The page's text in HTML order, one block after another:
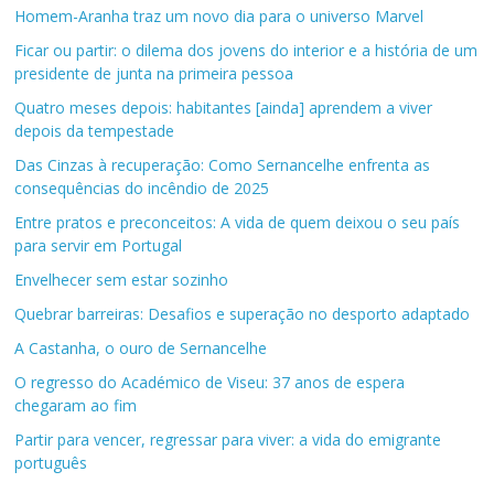
Homem-Aranha traz um novo dia para o universo Marvel
Ficar ou partir: o dilema dos jovens do interior e a história de um
presidente de junta na primeira pessoa
Quatro meses depois: habitantes [ainda] aprendem a viver
depois da tempestade
Das Cinzas à recuperação: Como Sernancelhe enfrenta as
consequências do incêndio de 2025
Entre pratos e preconceitos: A vida de quem deixou o seu país
para servir em Portugal
Envelhecer sem estar sozinho
Quebrar barreiras: Desafios e superação no desporto adaptado
A Castanha, o ouro de Sernancelhe
O regresso do Académico de Viseu: 37 anos de espera
chegaram ao fim
Partir para vencer, regressar para viver: a vida do emigrante
português